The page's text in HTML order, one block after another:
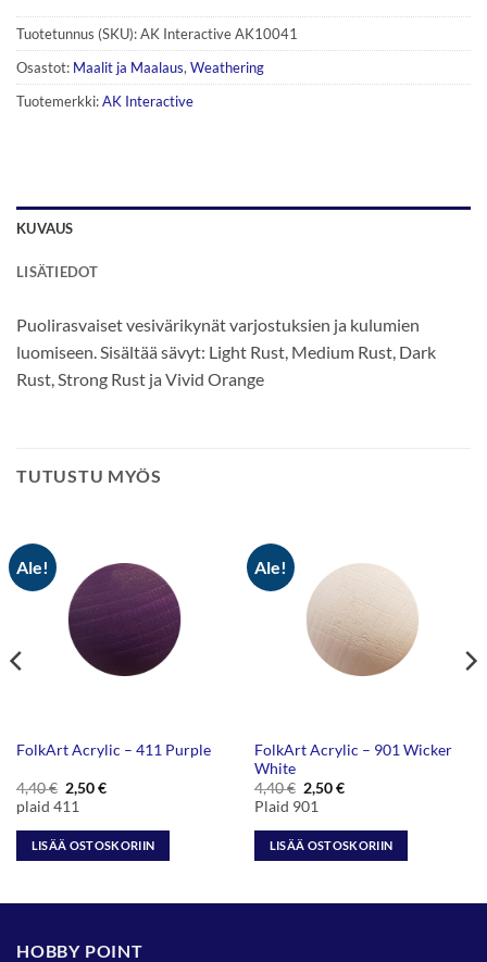
Tuotetunnus (SKU):AK Interactive AK10041
Osastot: Maalit ja Maalaus, Weathering
Tuotemerkki:AK Interactive
KUVAUS
LISÄTIEDOT
Puolirasvaiset vesivärikynät varjostuksien ja kulumien
luomiseen. Sisältää sävyt: Light Rust, Medium Rust, Dark
Rust, Strong Rust ja Vivid Orange
TUTUSTU MYÖS
Ale!
FolkArt Acrylic – 411 Purple
4,40€ Alkuperäinen
hinta
oli:
4,40 €.
2,50€Nykyinen
2,50 €.
plaid 411
LISÄÄ OSTOSKORIIN
Ale!
FolkArt Acrylic – 901 Wicker
White
4,40€ Alkuperäinen
hinta
oli:
4,40 €.
2,50€Nykyinen
2,50 €.
Plaid 901
LISÄÄ OSTOSKORIIN
HOBBY POINT